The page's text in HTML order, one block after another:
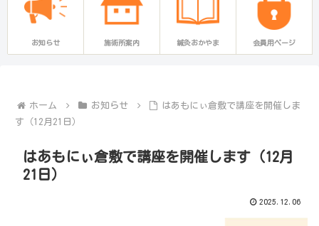
お知らせ 施術所案内 鍼灸おかやま 会員用ページ
ホーム お知らせ
はあもにぃ倉敷で講座を開催しま
す（12月21日）
はあもにぃ倉敷で講座を開催します（12月
21日）
2025.12.06